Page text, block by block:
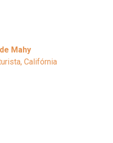
Mahy
Califórnia